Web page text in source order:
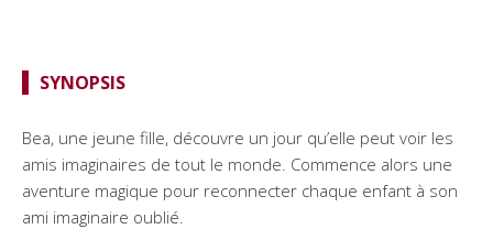
SYNOPSIS
Bea, une jeune fille, découvre un jour qu’elle peut voir les
amis imaginaires de tout le monde. Commence alors une
aventure magique pour reconnecter chaque enfant à son
ami imaginaire oublié.